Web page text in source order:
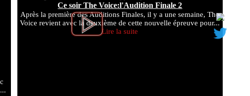
Ce soir The Voice:l'Audition Finale 2
Après la première des Auditions Finales, il y a une semaine, The
Voice revient avec la deuxième de cette nouvelle épreuve pour...
Lire la suite